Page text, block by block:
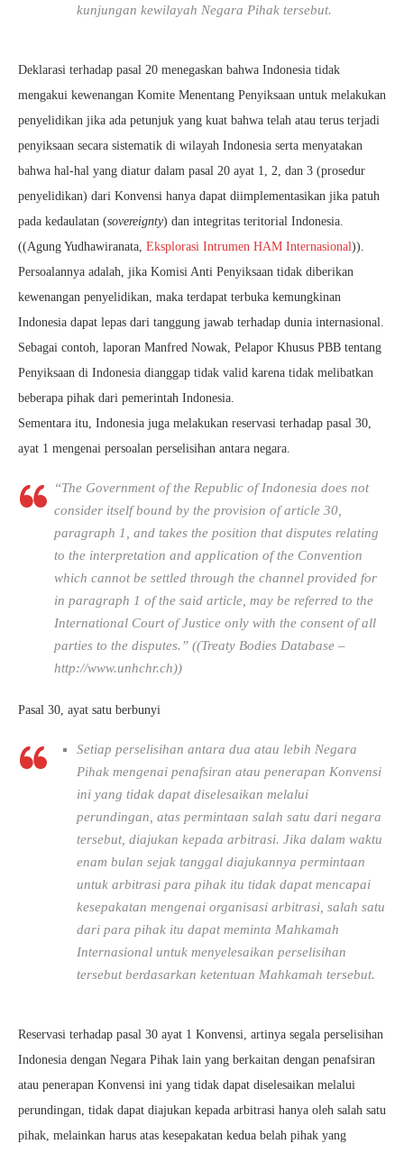
kunjungan kewilayah Negara Pihak tersebut.
Deklarasi terhadap pasal 20 menegaskan bahwa Indonesia tidak
mengakui kewenangan Komite Menentang Penyiksaan untuk melakukan
penyelidikan jika ada petunjuk yang kuat bahwa telah atau terus terjadi
penyiksaan secara sistematik di wilayah Indonesia serta menyatakan
bahwa hal-hal yang diatur dalam pasal 20 ayat 1, 2, dan 3 (prosedur
penyelidikan) dari Konvensi hanya dapat diimplementasikan jika patuh
pada kedaulatan (sovereignty) dan integritas teritorial Indonesia.
((Agung Yudhawiranata, Eksplorasi Intrumen HAM Internasional)).
Persoalannya adalah, jika Komisi Anti Penyiksaan tidak diberikan
kewenangan penyelidikan, maka terdapat terbuka kemungkinan
Indonesia dapat lepas dari tanggung jawab terhadap dunia internasional.
Sebagai contoh, laporan Manfred Nowak, Pelapor Khusus PBB tentang
Penyiksaan di Indonesia dianggap tidak valid karena tidak melibatkan
beberapa pihak dari pemerintah Indonesia.
Sementara itu, Indonesia juga melakukan reservasi terhadap pasal 30,
ayat 1 mengenai persoalan perselisihan antara negara.
“The Government of the Republic of Indonesia does not
consider itself bound by the provision of article 30,
paragraph 1, and takes the position that disputes relating
to the interpretation and application of the Convention
which cannot be settled through the channel provided for
in paragraph 1 of the said article, may be referred to the
International Court of Justice only with the consent of all
parties to the disputes.” ((Treaty Bodies Database –
http://www.unhchr.ch))
Pasal 30, ayat satu berbunyi
Setiap perselisihan antara dua atau lebih Negara
Pihak mengenai penafsiran atau penerapan Konvensi
ini yang tidak dapat diselesaikan melalui
perundingan, atas permintaan salah satu dari negara
tersebut, diajukan kepada arbitrasi. Jika dalam waktu
enam bulan sejak tanggal diajukannya permintaan
untuk arbitrasi para pihak itu tidak dapat mencapai
kesepakatan mengenai organisasi arbitrasi, salah satu
dari para pihak itu dapat meminta Mahkamah
Internasional untuk menyelesaikan perselisihan
tersebut berdasarkan ketentuan Mahkamah tersebut.
Reservasi terhadap pasal 30 ayat 1 Konvensi, artinya segala perselisihan
Indonesia dengan Negara Pihak lain yang berkaitan dengan penafsiran
atau penerapan Konvensi ini yang tidak dapat diselesaikan melalui
perundingan, tidak dapat diajukan kepada arbitrasi hanya oleh salah satu
pihak, melainkan harus atas kesepakatan kedua belah pihak yang